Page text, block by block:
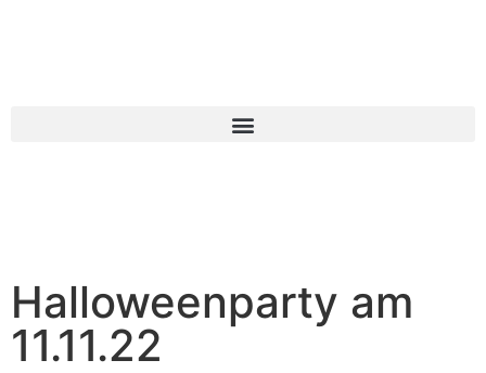
Halloweenparty am
11.11.22